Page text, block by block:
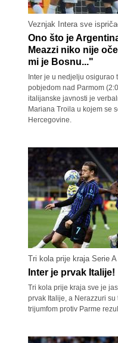
Veznjak Intera sve
Ono što je
Meazzi niko nije
mi je Bosnu..."
Inter je u nedjelju osigurao
pobjedom nad Parmom
italijanske javnosti je
Mariana Troila u kojem se
Hercegovine.
Tri kola prije kraja Serie A
Inter je prvak Italije!
Tri kola prije kraja sve je
prvak Italije, a Nerazzuri su
trijumfom protiv Parme